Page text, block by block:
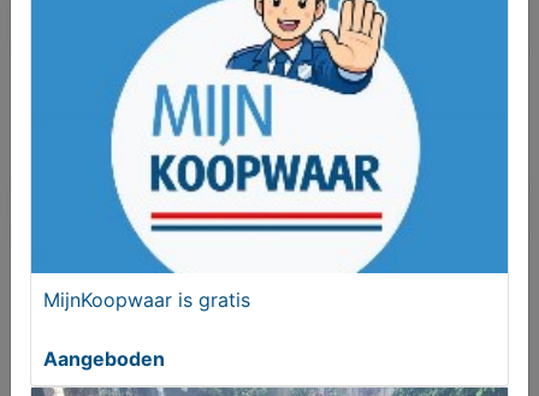
Je moet ingelogd zijn om een bod te kunnen
plaatsen.
Klik hier
om in te loggen of een nieuw
account te registreren.
Er zijn nog geen biedingen
MijnKoopwaar is gratis
Aangeboden